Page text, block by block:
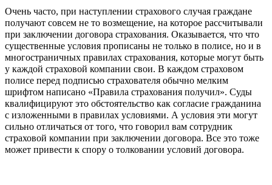
Очень часто, при наступлении страхового случая граждане
получают совсем не то возмещение, на которое рассчитывали
при заключении договора страхования. Оказывается, что что
существенные условия прописаны не только в полисе, но и в
многостраничных правилах страхования, которые могут быть
у каждой страховой компании свои. В каждом страховом
полисе перед подписью страхователя обычно мелким
шрифтом написано «Правила страхования получил». Суды
квалифицируют это обстоятельство как согласие гражданина
с изложенными в правилах условиями. А условия эти могут
сильно отличаться от того, что говорил вам сотрудник
страховой компании при заключении договора. Все это тоже
может привести к спору о толковании условий договора.